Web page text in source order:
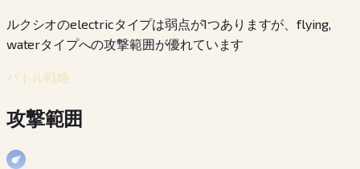
ルクシオのelectricタイプは弱点が1つありますが、flying,
waterタイプへの攻撃範囲が優れています
バトル戦略
攻撃範囲